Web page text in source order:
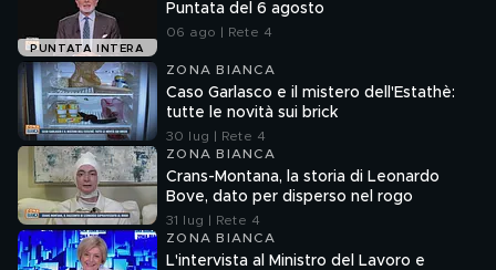
PUNTATA INTERA
Puntata del 6 agosto
06 ago | Rete 4
ZONA BIANCA
Caso Garlasco e il mistero dell'Estathè:
tutte le novità sui brick
30 lug | Rete 4
ZONA BIANCA
Crans-Montana, la storia di Leonardo
Bove, dato per disperso nel rogo
31 lug | Rete 4
ZONA BIANCA
L'intervista al Ministro del Lavoro e